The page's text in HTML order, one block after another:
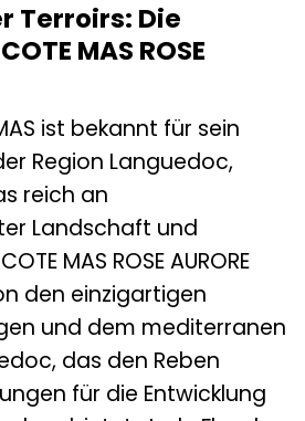
Terroirs: Die
MAS ROSE
ist bekannt für sein
Region Languedoc,
reich an
Landschaft und
MAS ROSE AURORE
den einzigartigen
und dem mediterranen
das den Reben
für die Entwicklung